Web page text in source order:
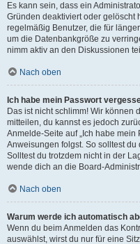
Es kann sein, dass ein
Gründen deaktiviert oder gelöscht
regelmäßig Benutzer, die für
um die Datenbankgröße zu
nimm aktiv an den Diskussionen
Nach oben
Ich habe mein Passwort
Das ist nicht schlimm! Wir können
mitteilen, du kannst es jedoch
Anmelde-Seite auf „Ich habe mein
Anweisungen folgst. So solltest
Solltest du trotzdem nicht in der
wende dich an die Board-
Nach oben
Warum werde ich automatisch
Wenn du beim Anmelden das
auswählst, wirst du nur für eine